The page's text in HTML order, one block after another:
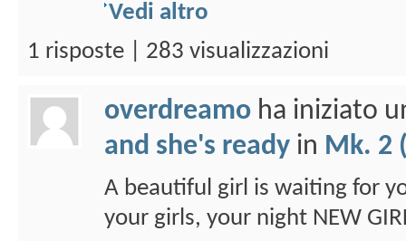
Vedi altro
1 risposte | 283 visualizzazioni
overdreamo ha iniziato
and she's ready in Mk. 2
A beautiful girl is waiting for
your girls, your night NEW